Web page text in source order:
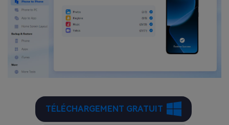
TÉLÉCHARGEMENT GRATUIT